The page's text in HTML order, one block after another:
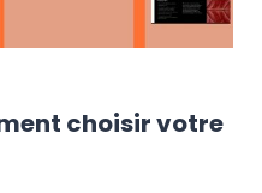
choisir votre